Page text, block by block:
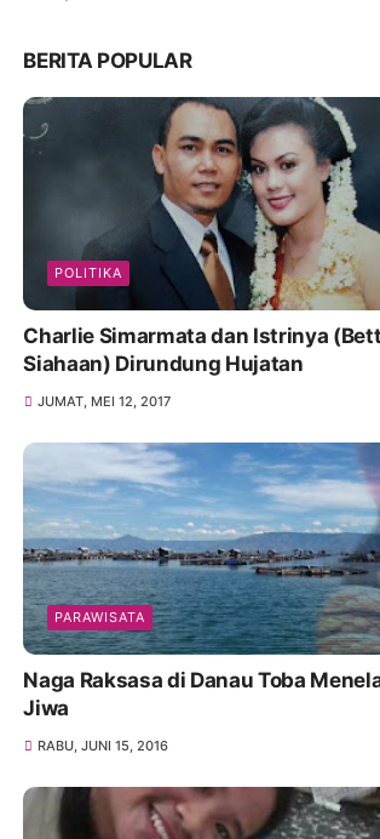
BERITA POPULAR
POLITIKA
Charlie Simarmata dan Istrinya
Siahaan) Dirundung Hujatan
JUMAT, MEI 12, 2017
PARAWISATA
Naga Raksasa di Danau Toba
Jiwa
RABU, JUNI 15, 2016